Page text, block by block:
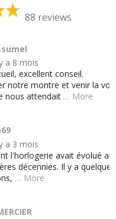
88 reviews
a 8 mois
excellent conseil.
notre montre et venir la
nous attendait … More
a 3 mois
l'horlogerie avait évolué au
décennies. Il y a quelques
… More